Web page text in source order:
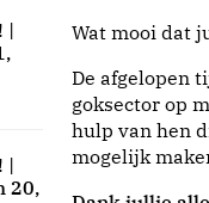
|
|
20,
Wat mooi dat
De afgelopen
goksector op
hulp van hen
mogelijk